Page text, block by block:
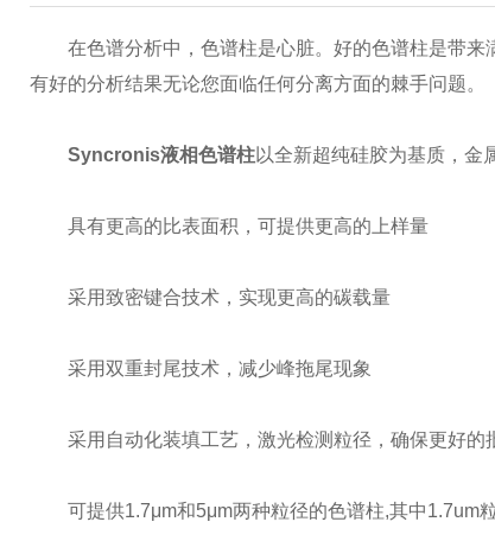
在色谱分析中，色谱柱是心脏。好的色谱柱是带来
有好的分析结果无论您面临任何分离方面的棘手问题。
Syncronis液相色谱柱以全新超纯硅胶为基质，金
具有更高的比表面积，可提供更高的上样量
采用致密键合技术，实现更高的碳载量
采用双重封尾技术，减少峰拖尾现象
采用自动化装填工艺，激光检测粒径，确保更好的
可提供1.7μm和5μm两种粒径的色谱柱,其中1.7um